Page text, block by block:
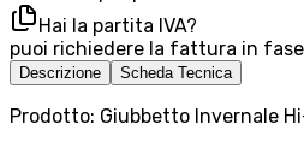
Hai la partita IVA?
puoi richiedere la fattura in
Descrizione Scheda Tecnica
Prodotto: Giubbetto Invernale